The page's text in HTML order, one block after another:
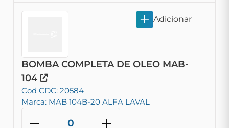
BOMBA COMPLETA DE OLEO MAB-
104
Cod CDC: 20584
Marca: MAB 104B-20 ALFA LAVAL
Adicionar